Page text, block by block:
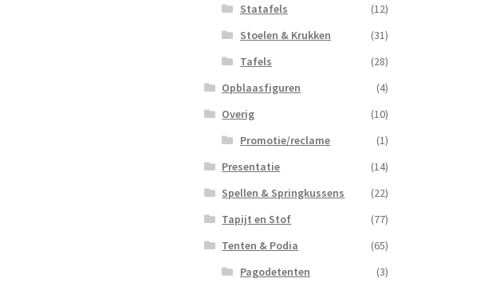
Statafels
(12)
Stoelen & Krukken
(31)
Tafels
(28)
Opblaasfiguren
(4)
Overig
(10)
Promotie/reclame
(1)
Presentatie
(14)
Spellen & Springkussens
(22)
Tapijt en Stof
(77)
Tenten & Podia
(65)
Pagodetenten
(3)